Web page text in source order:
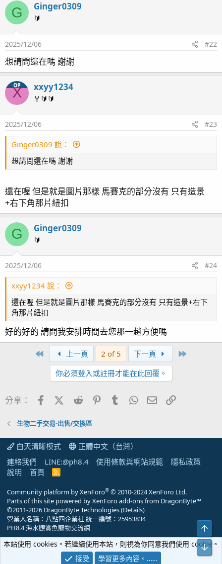
G Ginger0309
🔰
2025/12/06 #22
想請問還在嗎 謝謝
OP
X xxyy1234
🏅🔰🔰
2025/12/06 #23
Ginger0309 說：
想請問還在嗎 謝謝
還在喔 但是就是圖片那樣 馬賽克的部分沒有 只有造景
+右下角那片紐扣
G Ginger0309
🔰
2025/12/06 #24
xxyy1234 說：
還在喔 但是就是圖片那樣 馬賽克的部分沒有 只有造景+右下
角那片紐扣
好的好的 請問我安排時間去您那一趟方便嗎
First 上一頁 2 of 5 下一頁
你必須登入或註冊才能在此回覆。
分享： FacebookX (Twitter)
Reddit PinterestTumblrWhatsApp電子郵件
生物二手交易-出售/交換區
白天清晰模式
正體中文（台灣）
連絡我們
LINE:@ph8.4 使用條款與網站規範
隱私政策
說明
首頁
R
Community platform by XenForo® © 2010-2024 XenForo Ltd.
Parts of this site powered byXenForo add-ons from DragonByte™
©2011-2026 DragonByte Technologies(Details)
營業人名稱：八點四企業社 統一編號：25953834
PH8.4 海水觀賞魚寵物交流網
本站使用 cookies。若繼續使用本站，則視為你同意我們使用 cookie。
接受
學習更多內容。……
上方
下方